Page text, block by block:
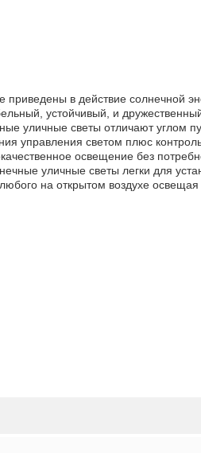
в действие солнечной
устойчивый, и дружественный
уличные светы отличают углом
управления светом плюс
освещение без
уличные светы легки для
на открытом воздухе освещая